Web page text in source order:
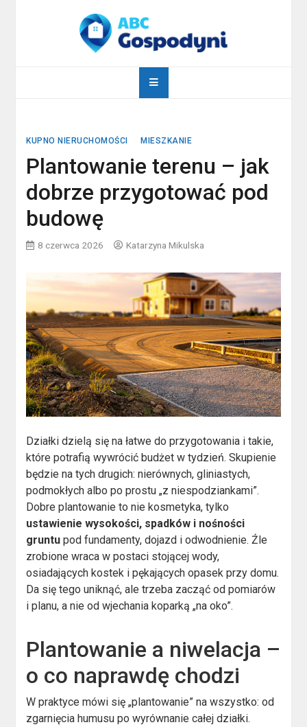
abcgospodyni.pl
KUPNO NIERUCHOMOŚCI MIESZKANIE
Plantowanie terenu – jak
dobrze przygotować pod
budowę
8 czerwca 2026 Katarzyna Mikulska
Działki dzielą się na łatwe do przygotowania i takie,
które potrafią wywrócić budżet w tydzień. Skupienie
będzie na tych drugich: nierównych, gliniastych,
podmokłych albo po prostu „z niespodziankami”.
Dobre plantowanie to nie kosmetyka, tylko
ustawienie wysokości, spadków i nośności
gruntu pod fundamenty, dojazd i odwodnienie. Źle
zrobione wraca w postaci stojącej wody,
osiadających kostek i pękających opasek przy domu.
Da się tego uniknąć, ale trzeba zacząć od pomiarów
i planu, a nie od wjechania koparką „na oko”.
Plantowanie a niwelacja –
o co naprawdę chodzi
W praktyce mówi się „plantowanie” na wszystko: od
zgarnięcia humusu po wyrównanie całej działki.